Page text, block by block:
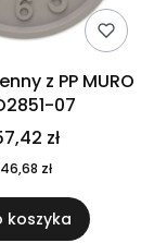
z PP MURO
07
zł
46,68 zł
koszyka